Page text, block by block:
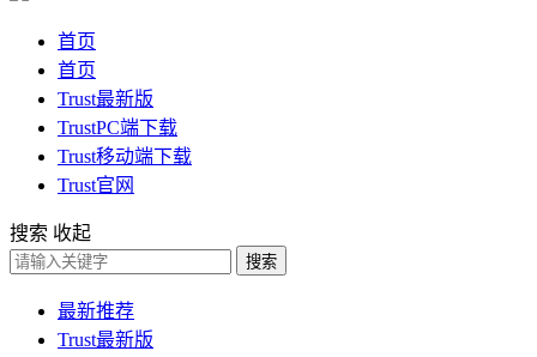
首页
首页
Trust最新版
TrustPC端下载
Trust移动端下载
Trust官网
搜索 收起
搜索
最新推荐
Trust最新版